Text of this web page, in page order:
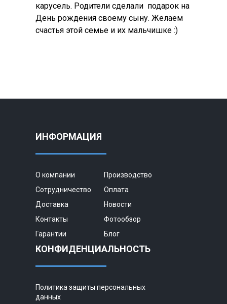
карусель. Родители сделали подарок на
День рождения своему сыну. Желаем
счастья этой семье и их мальчишке :)
ИНФОРМАЦИЯ
О компании
Производство
Сотрудничество
Оплата
Доставка
Новости
Контакты
Фотообзор
Гарантии
Блог
КОНФИДЕНЦИАЛЬНОСТЬ
Политика защиты персональных
данных